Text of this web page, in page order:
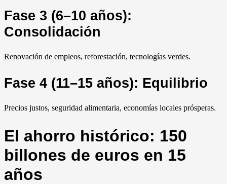
Fase 3 (6–10 años):
Consolidación
Renovación de empleos, reforestación, tecnologías verdes.
Fase 4 (11–15 años): Equilibrio
Precios justos, seguridad alimentaria, economías locales prósperas.
El ahorro histórico: 150
billones de euros en 15
años